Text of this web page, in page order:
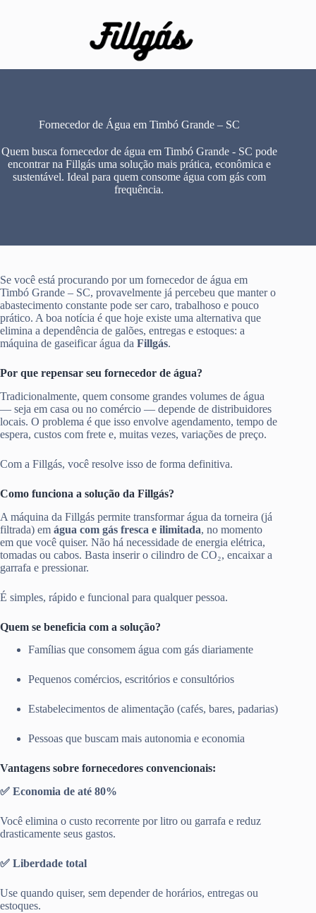
Fornecedor de Água em Timbó Grande – SC
Quem busca fornecedor de água em Timbó Grande - SC pode
encontrar na Fillgás uma solução mais prática, econômica e
sustentável. Ideal para quem consome água com gás com
frequência.
Se você está procurando por um fornecedor de água em
Timbó Grande – SC, provavelmente já percebeu que manter o
abastecimento constante pode ser caro, trabalhoso e pouco
prático. A boa notícia é que hoje existe uma alternativa que
elimina a dependência de galões, entregas e estoques: a
máquina de gaseificar água da Fillgás.
Por que repensar seu fornecedor de água?
Tradicionalmente, quem consome grandes volumes de água
— seja em casa ou no comércio — depende de distribuidores
locais. O problema é que isso envolve agendamento, tempo de
espera, custos com frete e, muitas vezes, variações de preço.
Com a Fillgás, você resolve isso de forma definitiva.
Como funciona a solução da Fillgás?
A máquina da Fillgás permite transformar água da torneira (já
filtrada) em água com gás fresca e ilimitada, no momento
em que você quiser. Não há necessidade de energia elétrica,
tomadas ou cabos. Basta inserir o cilindro de CO₂, encaixar a
garrafa e pressionar.
É simples, rápido e funcional para qualquer pessoa.
Quem se beneficia com a solução?
Famílias que consomem água com gás diariamente
Pequenos comércios, escritórios e consultórios
Estabelecimentos de alimentação (cafés, bares, padarias)
Pessoas que buscam mais autonomia e economia
Vantagens sobre fornecedores convencionais:
✅ Economia de até 80%
Você elimina o custo recorrente por litro ou garrafa e reduz
drasticamente seus gastos.
✅ Liberdade total
Use quando quiser, sem depender de horários, entregas ou
estoques.